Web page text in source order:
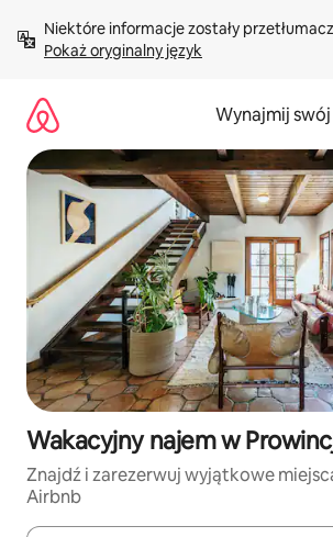
treści Pokaż oryginalny język
Wynajmij
Wakacyjny najem w
Znajdź i zarezerwuj wyjątkowe
Airbnb